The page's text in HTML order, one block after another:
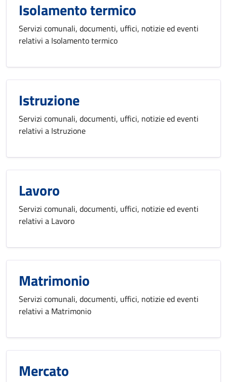
Isolamento termico
Servizi comunali, documenti, uffici, notizie ed eventi
relativi a Isolamento termico
Istruzione
Servizi comunali, documenti, uffici, notizie ed eventi
relativi a Istruzione
Lavoro
Servizi comunali, documenti, uffici, notizie ed eventi
relativi a Lavoro
Matrimonio
Servizi comunali, documenti, uffici, notizie ed eventi
relativi a Matrimonio
Mercato